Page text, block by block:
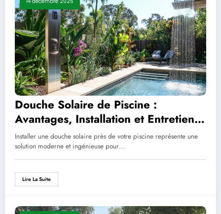
Douche Solaire de Piscine :
Avantages, Installation et Entretien
selon les matériaux de fabrication
Installer une douche solaire près de votre piscine représente une
solution moderne et ingénieuse pour…
Lire La Suite